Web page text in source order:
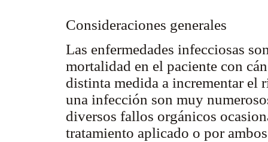
Consideraciones generales
Las enfermedades infecciosas
mortalidad en el paciente con
distinta medida a incrementar el
una infección son muy
diversos fallos orgánicos
tratamiento aplicado o por